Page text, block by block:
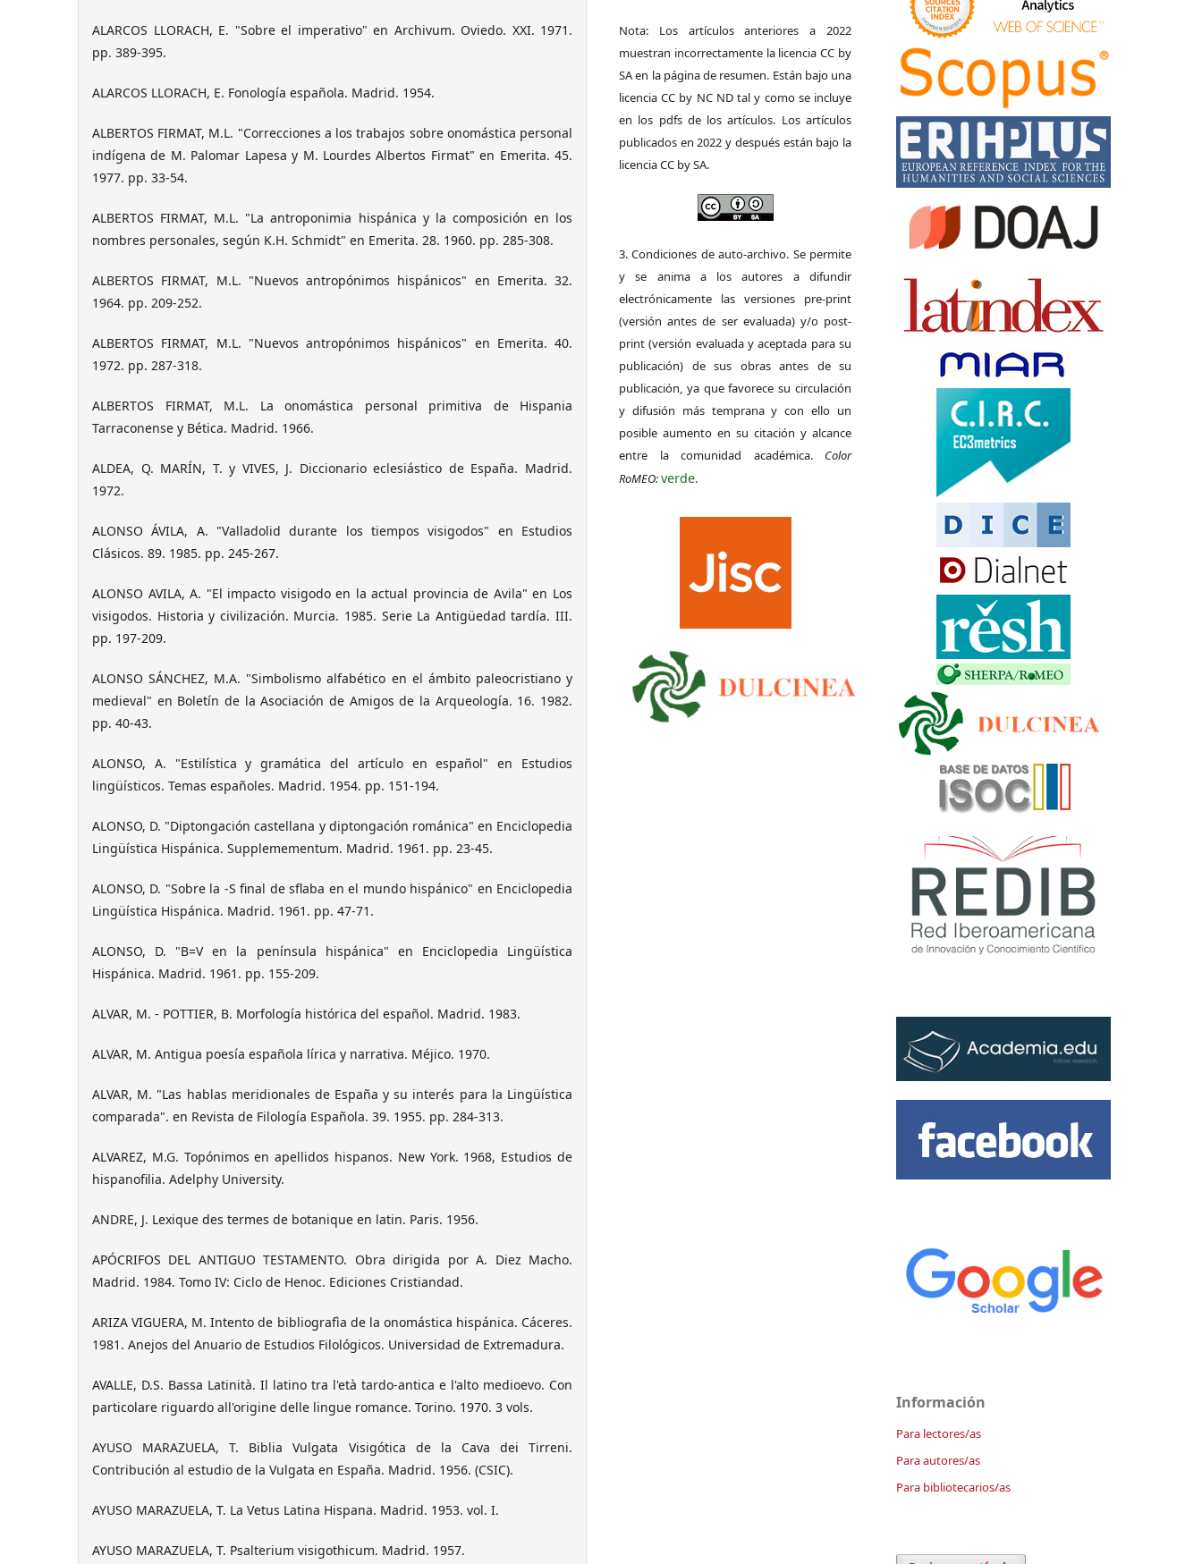
ALARCOS LLORACH, E. "Sobre el imperativo" en Archivum. Oviedo. XXI. 1971.
pp. 389-395.
ALARCOS LLORACH, E. Fonología española. Madrid. 1954.
ALBERTOS FIRMAT, M.L. "Correcciones a los trabajos sobre onomástica personal
indígena de M. Palomar Lapesa y M. Lourdes Albertos Firmat" en Emerita. 45.
1977. pp. 33-54.
ALBERTOS FIRMAT, M.L. "La antroponimia hispánica y la composición en los
nombres personales, según K.H. Schmidt" en Emerita. 28. 1960. pp. 285-308.
ALBERTOS FIRMAT, M.L. "Nuevos antropónimos hispánicos" en Emerita. 32.
1964. pp. 209-252.
ALBERTOS FIRMAT, M.L. "Nuevos antropónimos hispánicos" en Emerita. 40.
1972. pp. 287-318.
ALBERTOS FIRMAT, M.L. La onomástica personal primitiva de Hispania
Tarraconense y Bética. Madrid. 1966.
ALDEA, Q. MARÍN, T. y VIVES, J. Diccionario eclesiástico de España. Madrid.
1972.
ALONSO ÁVILA, A. "Valladolid durante los tiempos visigodos" en Estudios
Clásicos. 89. 1985. pp. 245-267.
ALONSO AVILA, A. "El impacto visigodo en la actual provincia de Avila" en Los
visigodos. Historia y civilización. Murcia. 1985. Serie La Antigüedad tardía. III.
pp. 197-209.
ALONSO SÁNCHEZ, M.A. "Simbolismo alfabético en el ámbito paleocristiano y
medieval" en Boletín de la Asociación de Amigos de la Arqueología. 16. 1982.
pp. 40-43.
ALONSO, A. "Estilística y gramática del artículo en español" en Estudios
lingüísticos. Temas españoles. Madrid. 1954. pp. 151-194.
ALONSO, D. "Diptongación castellana y diptongación románica" en Enciclopedia
Lingüística Hispánica. Supplemementum. Madrid. 1961. pp. 23-45.
ALONSO, D. "Sobre la -S final de sflaba en el mundo hispánico" en Enciclopedia
Lingüística Hispánica. Madrid. 1961. pp. 47-71.
ALONSO, D. "B=V en la península hispánica" en Enciclopedia Lingüística
Hispánica. Madrid. 1961. pp. 155-209.
ALVAR, M. - POTTIER, B. Morfología histórica del español. Madrid. 1983.
ALVAR, M. Antigua poesía española lírica y narrativa. Méjico. 1970.
ALVAR, M. "Las hablas meridionales de España y su interés para la Lingüística
comparada". en Revista de Filología Española. 39. 1955. pp. 284-313.
ALVAREZ, M.G. Topónimos en apellidos hispanos. New York. 1968, Estudios de
hispanofilia. Adelphy University.
ANDRE, J. Lexique des termes de botanique en latin. Paris. 1956.
APÓCRIFOS DEL ANTIGUO TESTAMENTO. Obra dirigida por A. Diez Macho.
Madrid. 1984. Tomo IV: Ciclo de Henoc. Ediciones Cristiandad.
ARIZA VIGUERA, M. Intento de bibliografìa de la onomástica hispánica. Cáceres.
1981. Anejos del Anuario de Estudios Filológicos. Universidad de Extremadura.
AVALLE, D.S. Bassa Latinità. Il latino tra l'età tardo-antica e l'alto medioevo. Con
particolare riguardo all'origine delle lingue romance. Torino. 1970. 3 vols.
AYUSO MARAZUELA, T. Biblia Vulgata Visigótica de la Cava dei Tirreni.
Contribución al estudio de la Vulgata en España. Madrid. 1956. (CSIC).
AYUSO MARAZUELA, T. La Vetus Latina Hispana. Madrid. 1953. vol. I.
AYUSO MARAZUELA, T. Psalterium visigothicum. Madrid. 1957.
Nota: Los artículos anteriores a 2022
muestran incorrectamente la licencia CC by
SA en la página de resumen. Están bajo una
licencia CC by NC ND tal y como se incluye
en los pdfs de los artículos. Los artículos
publicados en 2022 y después están bajo la
licencia CC by SA.
3. Condiciones de auto-archivo. Se permite
y se anima a los autores a difundir
electrónicamente las versiones pre-print
(versión antes de ser evaluada) y/o post-
print (versión evaluada y aceptada para su
publicación) de sus obras antes de su
publicación, ya que favorece su circulación
y difusión más temprana y con ello un
posible aumento en su citación y alcance
entre la comunidad académica. Color
RoMEO:verde.
Información
Para lectores/as
Para autores/as
Para bibliotecarios/as